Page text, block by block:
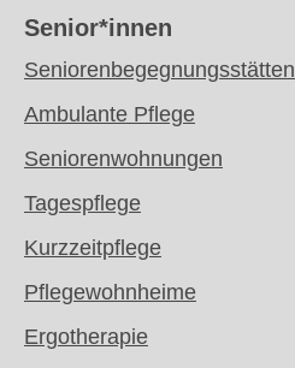
Senior*innen
Seniorenbegegnungsstätten
Ambulante Pflege
Seniorenwohnungen
Tagespflege
Kurzzeitpflege
Pflegewohnheime
Ergotherapie